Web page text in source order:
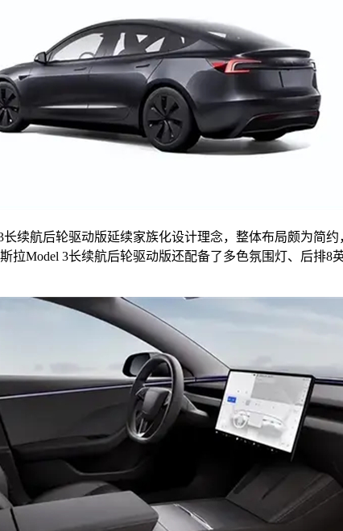
长续航后轮驱动版延续家族化设计理念，整体布局颇为简
拉Model 3长续航后轮驱动版还配备了多色氛围灯、后排8